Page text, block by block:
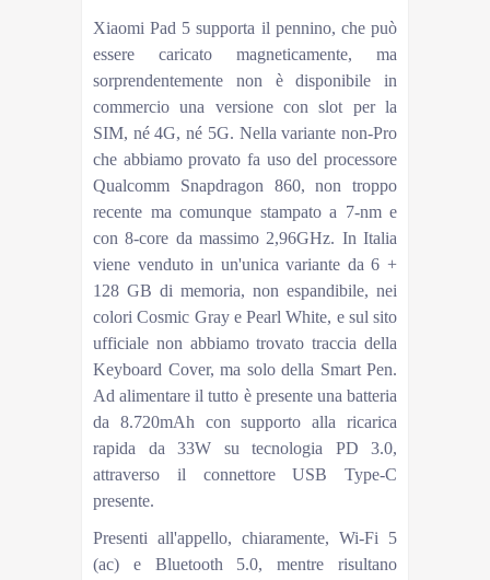
Xiaomi Pad 5 supporta il pennino, che può
essere caricato magneticamente, ma
sorprendentemente non è disponibile in
commercio una versione con slot per la
SIM, né 4G, né 5G. Nella variante non-Pro
che abbiamo provato fa uso del processore
Qualcomm Snapdragon 860, non troppo
recente ma comunque stampato a 7-nm e
con 8-core da massimo 2,96GHz. In Italia
viene venduto in un'unica variante da 6 +
128 GB di memoria, non espandibile, nei
colori Cosmic Gray e Pearl White, e sul sito
ufficiale non abbiamo trovato traccia della
Keyboard Cover, ma solo della Smart Pen.
Ad alimentare il tutto è presente una batteria
da 8.720mAh con supporto alla ricarica
rapida da 33W su tecnologia PD 3.0,
attraverso il connettore USB Type-C
presente.
Presenti all'appello, chiaramente, Wi-Fi 5
(ac) e Bluetooth 5.0, mentre risultano